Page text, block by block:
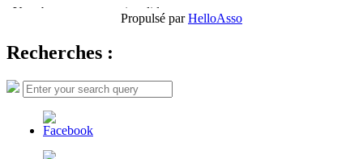
Propulsé parHelloAsso
Recherches :
Search
for:
Search